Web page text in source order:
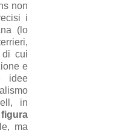
non
i
(lo
di cui
e
idee
in
figura
ma